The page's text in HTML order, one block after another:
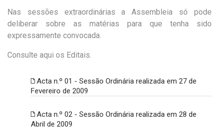
Nas sessões extraordinárias a Assembleia só pode
deliberar sobre as matérias para que tenha sido
expressamente convocada.
Consulte aqui os Editais.
Acta n.º 01 - Sessão Ordinária realizada em 27 de
Fevereiro de 2009
Acta n.º 02 - Sessão Ordinária realizada em 28 de
Abril de 2009